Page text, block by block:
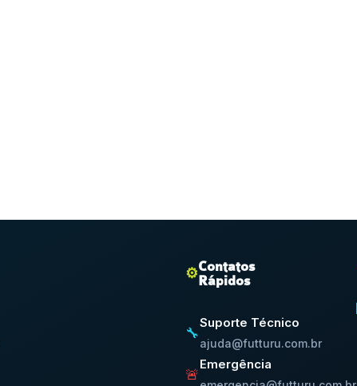
⚙️Contatos
Rápidos
🔧
Suporte Técnico
ajuda@futturu.com.br
🚨
Emergência